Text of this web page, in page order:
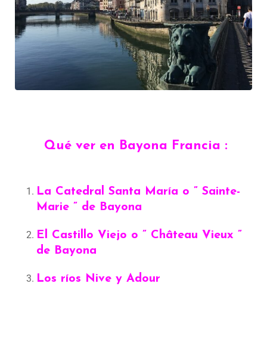
Qué ver en Bayona Francia :
La Catedral Santa María o ” Sainte-
Marie ” de Bayona
El Castillo Viejo o ” Château Vieux ”
de Bayona
Los ríos Nive y Adour